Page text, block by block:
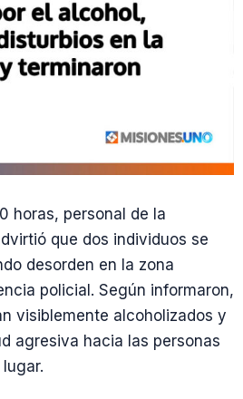
horas, personal de la
que dos individuos se
desorden en la zona
policial. Según informaron,
visiblemente alcoholizados y
agresiva hacia las personas